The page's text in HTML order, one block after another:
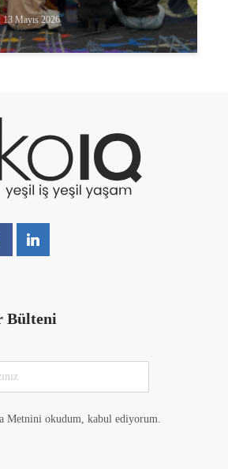
13 Mayıs 2026
Bülteni
Metnini okudum, kabul ediyorum.